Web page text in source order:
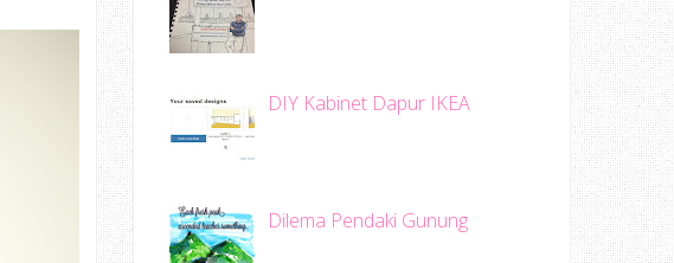
DIY Kabinet Dapur IKEA
Dilema Pendaki Gunung